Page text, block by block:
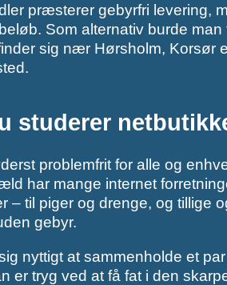
præsterer gebyrfri levering,
Som alternativ burde
sig nær Hørsholm, Korsør
studerer
problemfrit for alle og
har mange internet
– til piger og drenge, og tillige
gebyr.
nyttigt at sammenholde et
er tryg ved at få fat i den